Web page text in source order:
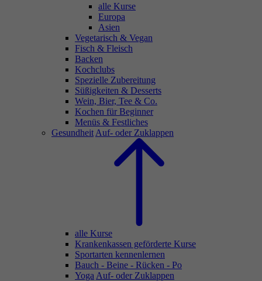
alle Kurse
Europa
Asien
Vegetarisch & Vegan
Fisch & Fleisch
Backen
Kochclubs
Spezielle Zubereitung
Süßigkeiten & Desserts
Wein, Bier, Tee & Co.
Kochen für Beginner
Menüs & Festliches
Gesundheit Auf- oder Zuklappen
alle Kurse
Krankenkassen geförderte Kurse
Sportarten kennenlernen
Bauch - Beine - Rücken - Po
Yoga Auf- oder Zuklappen